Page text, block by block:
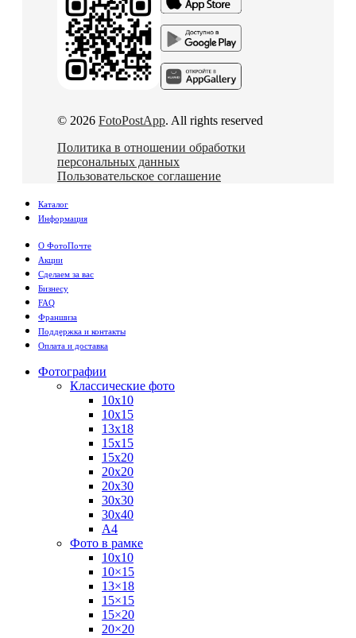
© 2026 FotoPostApp. All rights reserved
Политика в отношении обработки
персональных данных
Пользовательское соглашение
Каталог
Информация
О ФотоПочте
Акции
Сделаем за вас
Бизнесу
FAQ
Франшиза
Поддержка и контакты
Оплата и доставка
Фотографии
Классические фото
10х10
10х15
13х18
15х15
15х20
20х20
20х30
30х30
30х40
А4
Фото в рамке
10х10
10×15
13×18
15×15
15×20
20×20